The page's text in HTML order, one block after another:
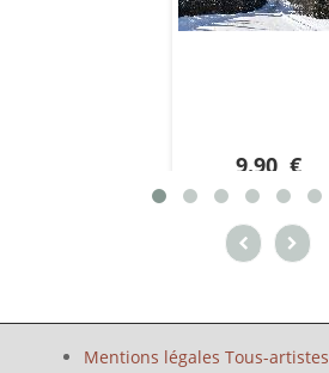
9.90 €
Mentions légales Tous-artistes